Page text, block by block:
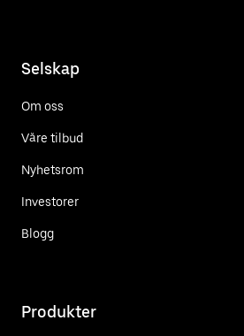
Selskap
Om oss
Våre tilbud
Nyhetsrom
Investorer
Blogg
Produkter